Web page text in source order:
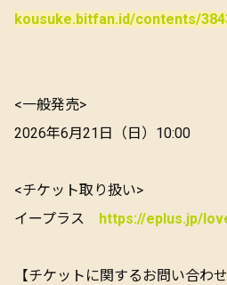
kousuke.bitfan.id/contents/
<一般発売>
2026年6月21日（日）10:00
<チケット取り扱い>
イープラス https://eplus.jp/
【チケットに関するお問い合わせ